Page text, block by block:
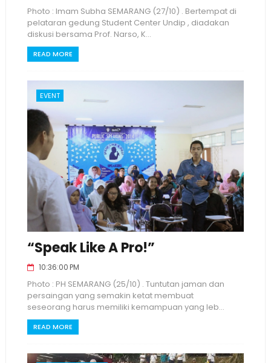
Photo : Imam Subha SEMARANG (27/10) . Bertempat di
pelataran gedung Student Center Undip , diadakan
diskusi bersama Prof. Narso, K...
READ MORE
EVENT
“Speak Like A Pro!”
10:36:00 PM
Photo : PH SEMARANG (25/10) . Tuntutan jaman dan
persaingan yang semakin ketat membuat
seseorang harus memiliki kemampuan yang leb...
READ MORE